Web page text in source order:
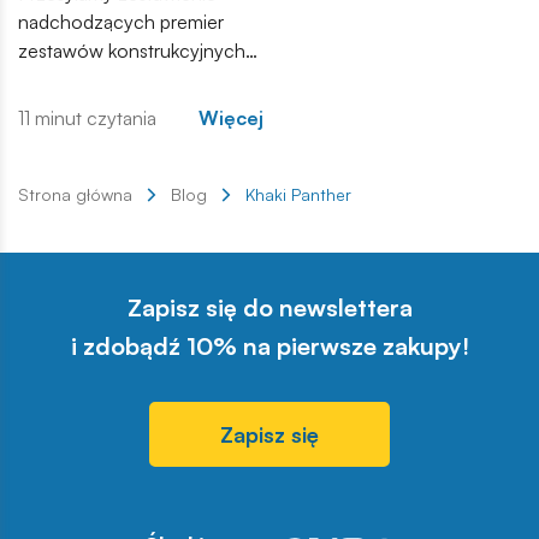
nadchodzących premier
zestawów konstrukcyjnych
znajdują się zarówno
modele, które trafią do
tygodniach. Zachęcamy do
materiałami produktowymi.
11 minut czytania Więcej
Strona główna Blog Khaki Panther
Zapisz się do newslettera
i zdobądź 10% na pierwsze zakupy!
Zapisz się